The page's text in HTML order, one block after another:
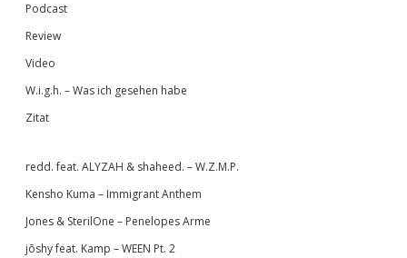
Podcast
Review
Video
W.i.g.h. – Was ich gesehen habe
Zitat
redd. feat. ALYZAH & shaheed. – W.Z.M.P.
Kensho Kuma – Immigrant Anthem
Jones & SterilOne – Penelopes Arme
jōshy feat. Kamp – WEEN Pt. 2